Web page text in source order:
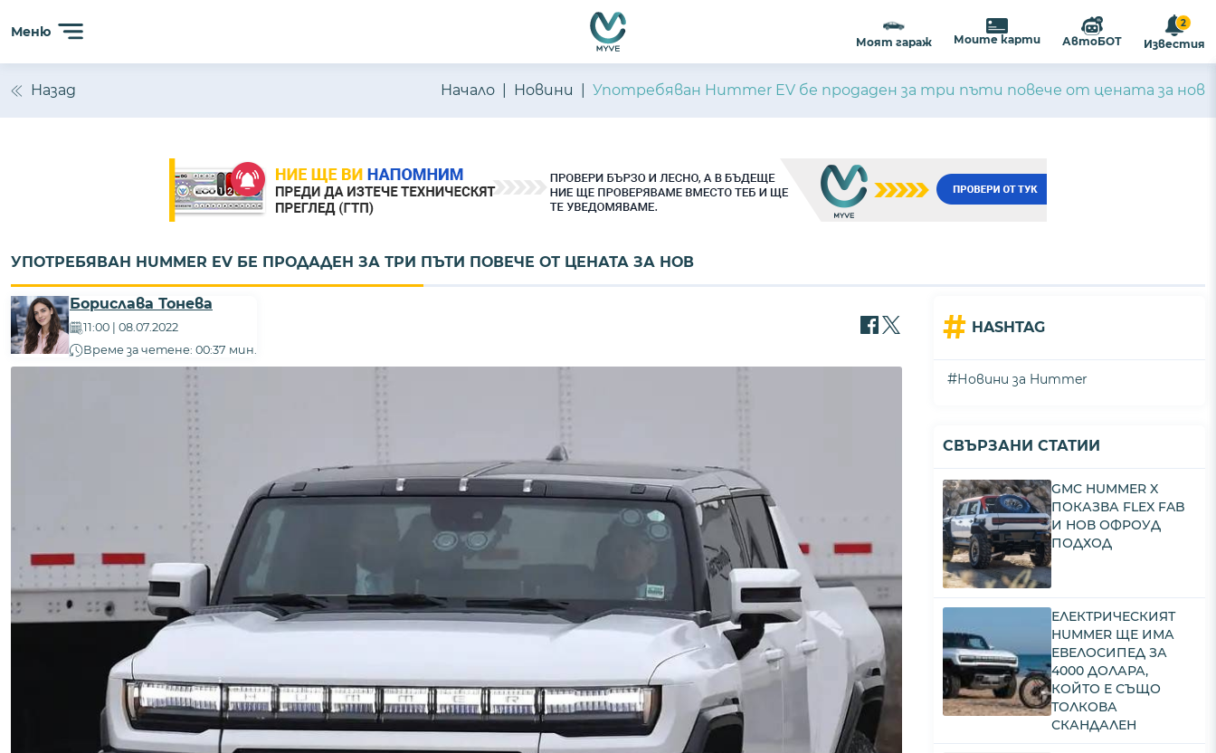
Меню
Моят гараж Моите карти АвтоБОТ
2
Известия
Назад Начало Новини Употребяван Hummer EV бе продаден за три пъти повече от цената за нов
УПОТРЕБЯВАН HUMMER EV БЕ ПРОДАДЕН ЗА ТРИ ПЪТИ ПОВЕЧЕ ОТ ЦЕНАТА ЗА НОВ
Борислава Тонева
11:00 | 08.07.2022
Време за четене: 00:37 мин.
# HASHTAG
#Новини за Hummer
СВЪРЗАНИ СТАТИИ
GMC HUMMER X
ПОКАЗВА FLEX FAB
И НОВ ОФРОУД
ПОДХОД
ЕЛЕКТРИЧЕСКИЯТ
HUMMER ЩЕ ИМА
ЕВЕЛОСИПЕД ЗА
4000 ДОЛАРА,
КОЙТО Е СЪЩО
ТОЛКОВА
СКАНДАЛЕН